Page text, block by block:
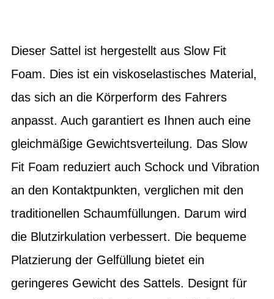
Dieser Sattel ist hergestellt aus Slow Fit
Foam. Dies ist ein viskoselastisches Material,
das sich an die Körperform des Fahrers
anpasst. Auch garantiert es Ihnen auch eine
gleichmäßige Gewichtsverteilung. Das Slow
Fit Foam reduziert auch Schock und Vibration
an den Kontaktpunkten, verglichen mit den
traditionellen Schaumfüllungen. Darum wird
die Blutzirkulation verbessert. Die bequeme
Platzierung der Gelfüllung bietet ein
geringeres Gewicht des Sattels. Designt für